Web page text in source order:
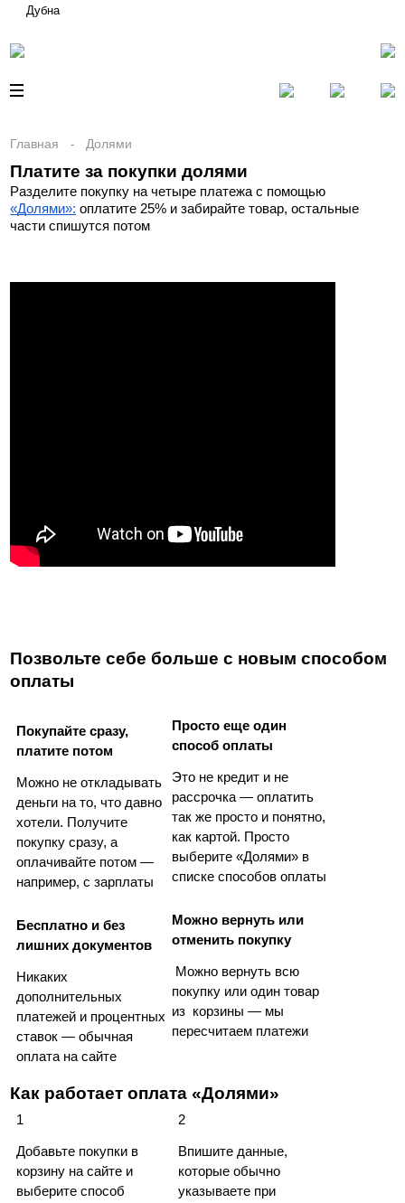
Дубна
Главная Долями
Платите за покупки долями
«Долями»: оплатите 25% и забирайте товар, остальные
части спишутся потом
Позвольте себе больше с новым способом
оплаты
Покупайте сразу,
платите потом
Можно не откладывать
деньги на то, что давно
хотели. Получите
покупку сразу, а
оплачивайте потом —
например, с
Просто еще один
способ оплаты
Это не кредит и не
рассрочка — оплатить
так же просто и понятно,
как картой. Просто
выберите «Долями» в
списке способов оплаты
Бесплатно и без
лишних документов
Никаких
дополнительных
платежей и процентных
ставок — обычная
оплата на сайте
Можно вернуть или
отменить покупку
покупку или один товар
из  корзины — мы
пересчитаем платежи
Как работает оплата «Долями»
1
Добавьте покупки в
корзину на сайте и
выберите способ
2
Впишите данные,
которые обычно
указываете при